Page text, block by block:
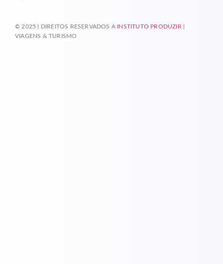
© 2025 | DIREITOS RESERVADOS A INSTITUTO PRODUZIR
VIAGENS & TURISMO